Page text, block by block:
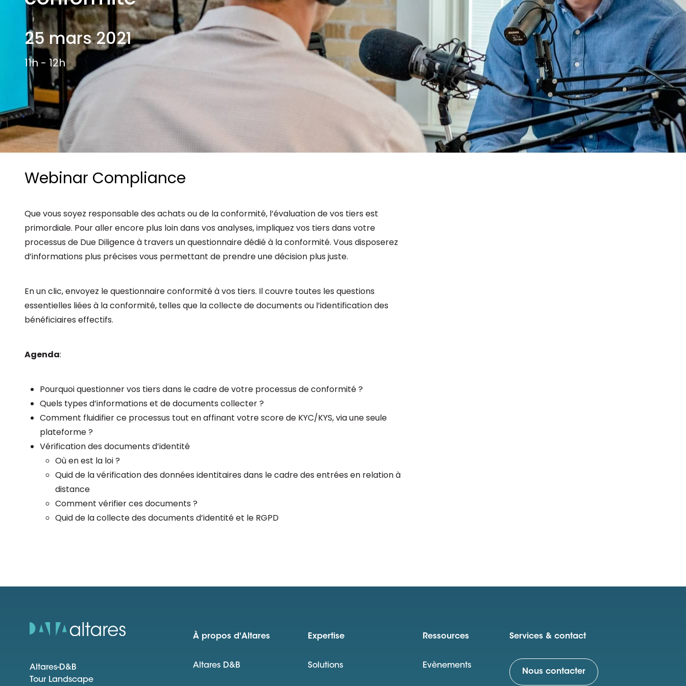
Prendre de meilleures
décisions ​et adopter les
bonnes stratégies​ grâce à
l’attitude de paiement
Les principes qui guident nos équipes et
nos engagements.
Découvrir nos valeurs
Consultez les informations relatives à
notre évaluation EcoVadis.
Consulter le rapport
25 mars 2021
11h - 12h
Webinar Compliance
Que vous soyez responsable des achats ou de la conformité, l’évaluation de vos tiers est
primordiale. Pour aller encore plus loin dans vos analyses, impliquez vos tiers dans votre
processus de Due Diligence à travers un questionnaire dédié à la conformité. Vous disposerez
d’informations plus précises vous permettant de prendre une décision plus juste.
En un clic, envoyez le questionnaire conformité à vos tiers. Il couvre toutes les questions
essentielles liées à la conformité, telles que la collecte de documents ou l’identification des
bénéficiaires effectifs.
Agenda:
Pourquoi questionner vos tiers dans le cadre de votre processus de conformité ?
Quels types d’informations et de documents collecter ?
Comment fluidifier ce processus tout en affinant votre score de KYC/KYS, via une seule
plateforme ?
Vérification des documents d’identité
Où en est la loi ?
Quid de la vérification des données identitaires dans le cadre des entrées en relation à
distance
Comment vérifier ces documents ?
Quid de la collecte des documents d’identité et le RGPD
Altares-D&B
Tour Landscape
À propos d'Altares
Altares D&B
Expertise
Solutions
Ressources
Evènements
Services & contact
Nous contacter